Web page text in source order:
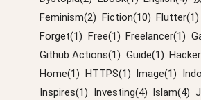
Feminism(2) Fiction(10) Flutter(1)
Forget(1) Free(1) Freelancer(1)
Github Actions(1) Guide(1)
Home(1) HTTPS(1) Image(1)
Inspires(1) Investing(4) Islam(4)